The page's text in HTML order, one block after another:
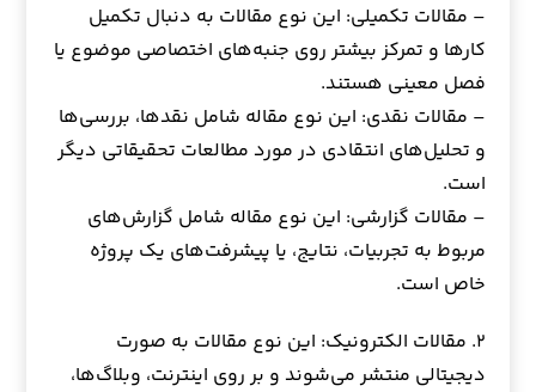
– مقالات تکمیلی: این نوع مقالات به دنبال تکمیل
کارها و تمرکز بیشتر روی جنبه‌های اختصاصی موضوع یا
فصل معینی هستند.
– مقالات نقدی: این نوع مقاله شامل نقدها، بررسی‌ها
و تحلیل‌های انتقادی در مورد مطالعات تحقیقاتی دیگر
است.
– مقالات گزارشی: این نوع مقاله شامل گزارش‌های
مربوط به تجربیات، نتایج، یا پیشرفت‌های یک پروژه
خاص است.
۲. مقالات الکترونیک: این نوع مقالات به صورت
دیجیتالی منتشر می‌شوند و بر روی اینترنت، وبلاگ‌ها،